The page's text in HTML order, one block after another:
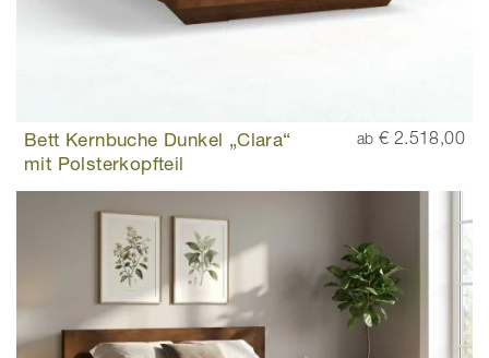
Bett Kernbuche Dunkel „Clara“
mit Polsterkopfteil
ab € 2.518,00